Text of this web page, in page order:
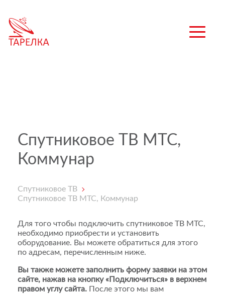
Спутниковое ТВ МТС,
Коммунар
Спутниковое ТВ
Спутниковое ТВ МТС, Коммунар
Для того чтобы подключить спутниковое ТВ МТС,
необходимо приобрести и установить
оборудование. Вы можете обратиться для этого
по адресам, перечисленным ниже.
Вы также можете заполнить форму заявки на этом
сайте, нажав на кнопку «Подключиться» в верхнем
правом углу сайта. После этого мы вам